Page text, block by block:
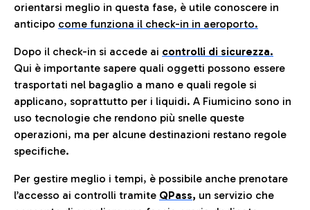
orientarsi meglio in questa fase, è utile conoscere in
anticipo come funziona il check-in in aeroporto.
Dopo il check-in si accede ai controlli di sicurezza.
Qui è importante sapere quali oggetti possono essere
trasportati nel bagaglio a mano e quali regole si
applicano, soprattutto per i liquidi. A Fiumicino sono in
uso tecnologie che rendono più snelle queste
operazioni, ma per alcune destinazioni restano regole
specifiche.
Per gestire meglio i tempi, è possibile anche prenotare
l’accesso ai controlli tramite QPass, un servizio che